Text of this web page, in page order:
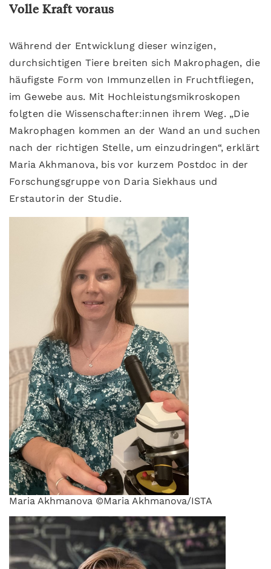
Volle Kraft voraus
Während der Entwicklung dieser winzigen,
durchsichtigen Tiere breiten sich Makrophagen, die
häufigste Form von Immunzellen in Fruchtfliegen,
im Gewebe aus. Mit Hochleistungsmikroskopen
folgten die Wissenschafter:innen ihrem Weg. „Die
Makrophagen kommen an der Wand an und suchen
nach der richtigen Stelle, um einzudringen“, erklärt
Maria Akhmanova, bis vor kurzem Postdoc in der
Forschungsgruppe von Daria Siekhaus und
Erstautorin der Studie.
Maria Akhmanova ©Maria Akhmanova/ISTA